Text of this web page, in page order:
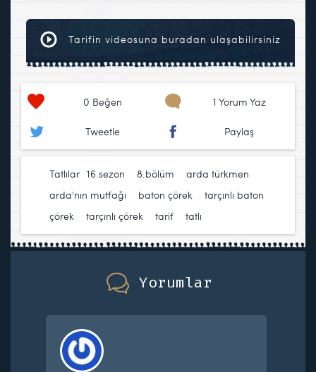
Tarifin videosuna buradan ulaşabilirsiniz
0 Beğen 1 Yorum Yaz
Tweetle Paylaş
Tatlılar 16.sezon 8.bölüm arda türkmen
arda'nın mutfağı
baton çörek
tarçınlı baton
çörek
tarçınlı çörek tarif tatlı
Yorumlar